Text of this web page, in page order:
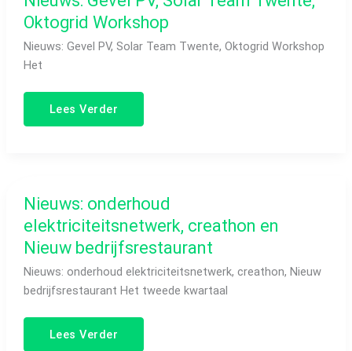
Oktogrid Workshop
Nieuws: Gevel PV, Solar Team Twente, Oktogrid Workshop
Het
Lees Verder
Nieuws: onderhoud
elektriciteitsnetwerk, creathon en
Nieuw bedrijfsrestaurant
Nieuws: onderhoud elektriciteitsnetwerk, creathon, Nieuw
bedrijfsrestaurant Het tweede kwartaal
Nieuws:
onderhoud
elektriciteitsnetwerk,
creathon
en
Nieuw
Lees Verder